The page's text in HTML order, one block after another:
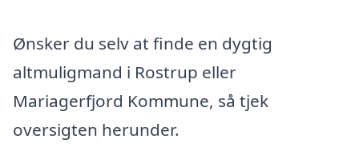
Ønsker du selv at finde en dygtig
altmuligmand i Rostrup eller
Mariagerfjord Kommune, så tjek
oversigten herunder.